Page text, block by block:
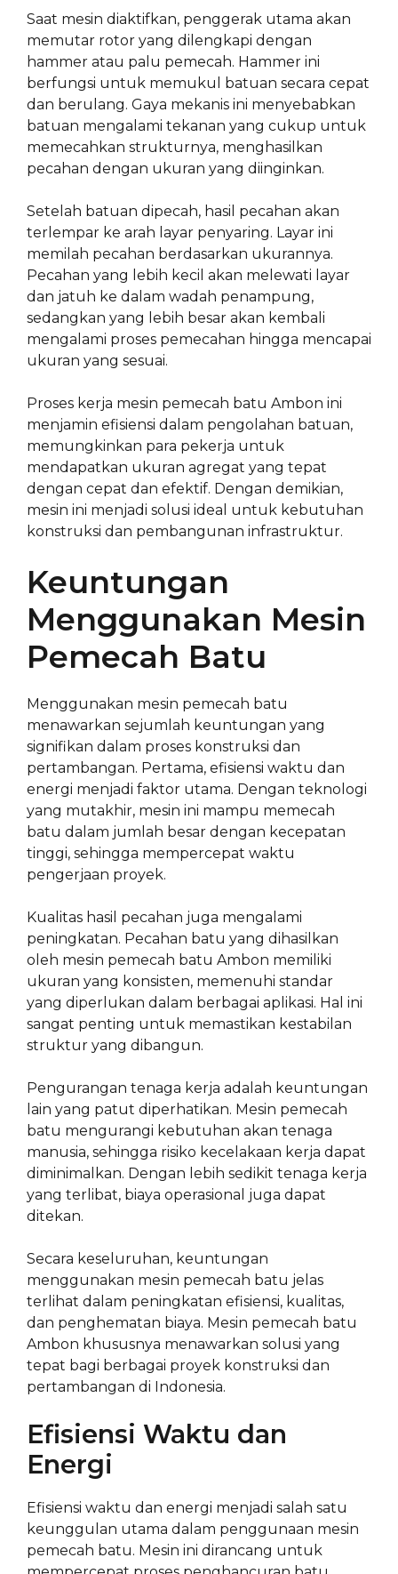
Saat mesin diaktifkan, penggerak utama akan
memutar rotor yang dilengkapi dengan
hammer atau palu pemecah. Hammer ini
berfungsi untuk memukul batuan secara cepat
dan berulang. Gaya mekanis ini menyebabkan
batuan mengalami tekanan yang cukup untuk
memecahkan strukturnya, menghasilkan
pecahan dengan ukuran yang diinginkan.
Setelah batuan dipecah, hasil pecahan akan
terlempar ke arah layar penyaring. Layar ini
memilah pecahan berdasarkan ukurannya.
Pecahan yang lebih kecil akan melewati layar
dan jatuh ke dalam wadah penampung,
sedangkan yang lebih besar akan kembali
mengalami proses pemecahan hingga mencapai
ukuran yang sesuai.
Proses kerja mesin pemecah batu Ambon ini
menjamin efisiensi dalam pengolahan batuan,
memungkinkan para pekerja untuk
mendapatkan ukuran agregat yang tepat
dengan cepat dan efektif. Dengan demikian,
mesin ini menjadi solusi ideal untuk kebutuhan
konstruksi dan pembangunan infrastruktur.
Keuntungan
Menggunakan Mesin
Pemecah Batu
Menggunakan mesin pemecah batu
menawarkan sejumlah keuntungan yang
signifikan dalam proses konstruksi dan
pertambangan. Pertama, efisiensi waktu dan
energi menjadi faktor utama. Dengan teknologi
yang mutakhir, mesin ini mampu memecah
batu dalam jumlah besar dengan kecepatan
tinggi, sehingga mempercepat waktu
pengerjaan proyek.
Kualitas hasil pecahan juga mengalami
peningkatan. Pecahan batu yang dihasilkan
oleh mesin pemecah batu Ambon memiliki
ukuran yang konsisten, memenuhi standar
yang diperlukan dalam berbagai aplikasi. Hal ini
sangat penting untuk memastikan kestabilan
struktur yang dibangun.
Pengurangan tenaga kerja adalah keuntungan
lain yang patut diperhatikan. Mesin pemecah
batu mengurangi kebutuhan akan tenaga
manusia, sehingga risiko kecelakaan kerja dapat
diminimalkan. Dengan lebih sedikit tenaga kerja
yang terlibat, biaya operasional juga dapat
ditekan.
Secara keseluruhan, keuntungan
menggunakan mesin pemecah batu jelas
terlihat dalam peningkatan efisiensi, kualitas,
dan penghematan biaya. Mesin pemecah batu
Ambon khususnya menawarkan solusi yang
tepat bagi berbagai proyek konstruksi dan
pertambangan di Indonesia.
Efisiensi Waktu dan
Energi
Efisiensi waktu dan energi menjadi salah satu
keunggulan utama dalam penggunaan mesin
pemecah batu. Mesin ini dirancang untuk